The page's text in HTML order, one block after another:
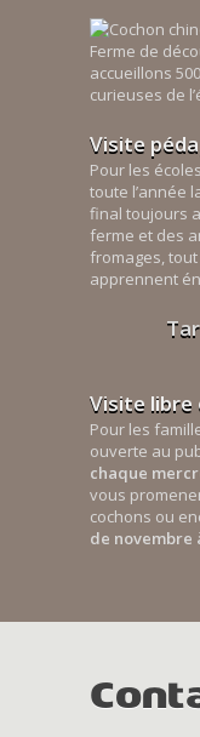
Ferme de
accueillons
curieuses de
Visite
Pour les
toute l’année
final toujours
ferme et des
fromages,
apprennent
Visite
Pour les
ouverte au
chaque
vous
cochons ou
de novembre